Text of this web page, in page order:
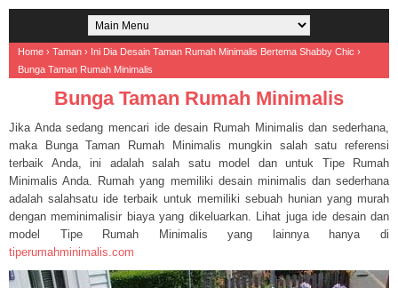
Home › Taman › Ini Dia Desain Taman Rumah Minimalis Bertema Shabby Chic ›
Bunga Taman Rumah Minimalis
Bunga Taman Rumah Minimalis
Jika Anda sedang mencari ide desain Rumah Minimalis dan sederhana,
maka Bunga Taman Rumah Minimalis mungkin salah satu referensi
terbaik Anda, ini adalah salah satu model dan untuk Tipe Rumah
Minimalis Anda. Rumah yang memiliki desain minimalis dan sederhana
adalah salahsatu ide terbaik untuk memiliki sebuah hunian yang murah
dengan meminimalisir biaya yang dikeluarkan. Lihat juga ide desain dan
model Tipe Rumah Minimalis yang lainnya hanya di
tiperumahminimalis.com